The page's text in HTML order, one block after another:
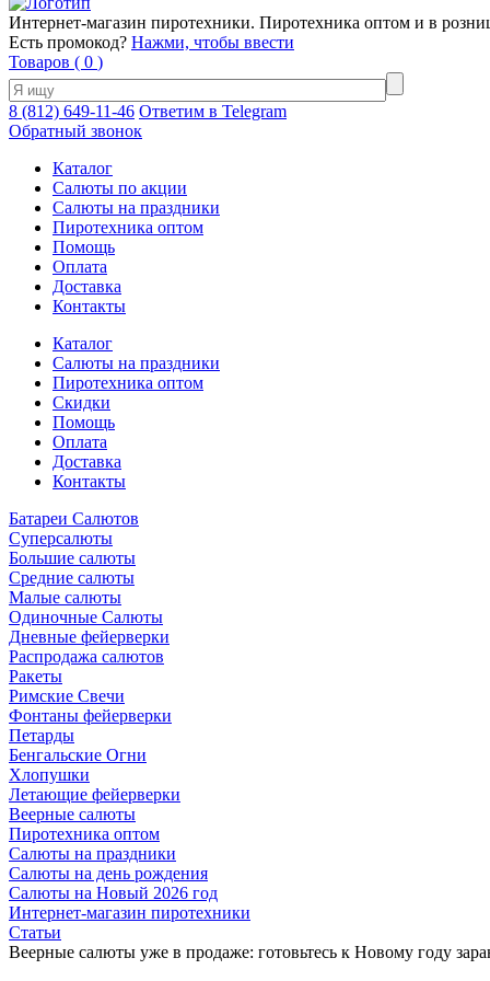
Интернет-магазин пиротехники. Пиротехника оптом и в
Есть промокод? Нажми, чтобы ввести
Товаров ( 0 )
8 (812) 649-11-46 Ответим в Telegram
Обратный звонок
Каталог
Салюты по акции
Салюты на праздники
Пиротехника оптом
Помощь
Оплата
Доставка
Контакты
Каталог
Салюты на праздники
Пиротехника оптом
Скидки
Помощь
Оплата
Доставка
Контакты
Батареи Салютов
Суперсалюты
Большие салюты
Средние салюты
Малые салюты
Одиночные Салюты
Дневные фейерверки
Распродажа салютов
Ракеты
Римские Свечи
Фонтаны фейерверки
Петарды
Бенгальские Огни
Хлопушки
Летающие фейерверки
Веерные салюты
Пиротехника оптом
Салюты на праздники
Салюты на день рождения
Салюты на Новый 2026 год
Интернет-магазин пиротехники
Cтатьи
Веерные салюты уже в продаже: готовьтесь к Новому году